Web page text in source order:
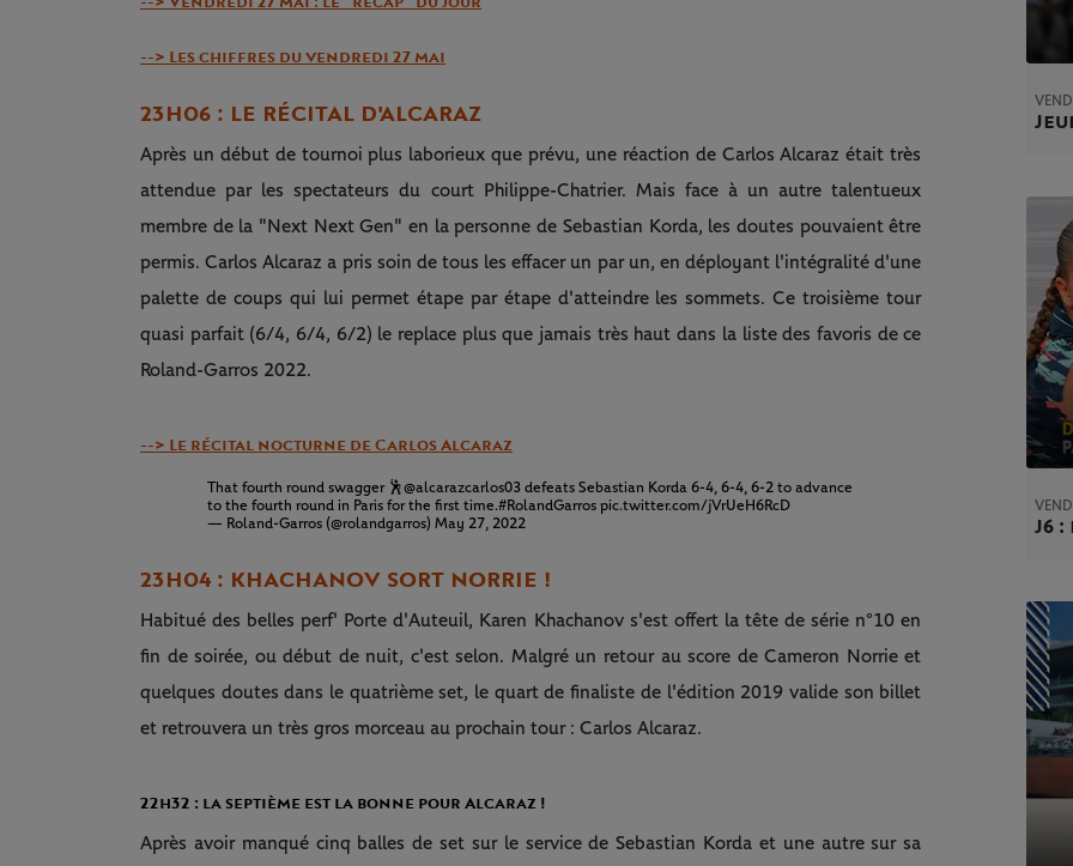
--> Les chiffres du vendredi 27 mai
23H06 : LE RÉCITAL D'ALCARAZ
Après un début de tournoi plus laborieux que prévu, une réaction de Carlos Alcaraz était très
attendue par les spectateurs du court Philippe-Chatrier. Mais face à un autre talentueux
membre de la "Next Next Gen" en la personne de Sebastian Korda, les doutes pouvaient être
permis. Carlos Alcaraz a pris soin de tous les effacer un par un, en déployant l'intégralité d'une
palette de coups qui lui permet étape par étape d'atteindre les sommets. Ce troisième tour
quasi parfait (6/4, 6/4, 6/2) le replace plus que jamais très haut dans la liste des favoris de ce
Roland-Garros 2022.
--> Le récital nocturne de Carlos Alcaraz
That fourth round swagger 🕺@alcarazcarlos03 defeats Sebastian Korda 6-4, 6-4, 6-2 to advance
to the fourth round in Paris for the first time.#RolandGarros pic.twitter.com/jVrUeH6RcD
— Roland-Garros (@rolandgarros)May 27, 2022
23H04 : KHACHANOV SORT NORRIE !
Habitué des belles perf' Porte d'Auteuil, Karen Khachanov s'est offert la tête de série n°10 en
fin de soirée, ou début de nuit, c'est selon. Malgré un retour au score de Cameron Norrie et
quelques doutes dans le quatrième set, le quart de finaliste de l'édition 2019 valide son billet
et retrouvera un très gros morceau au prochain tour : Carlos Alcaraz.
22h32 : la septième est la bonne pour Alcaraz !
Après avoir manqué cinq balles de set sur le service de Sebastian Korda et une autre sur sa
J6